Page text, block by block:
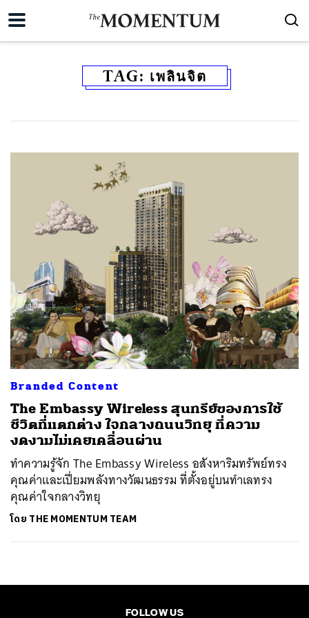
TAG: เพลินจิต
Branded Content
The Embassy Wireless สุนทรีย์ของการใช้
ชีวิตที่แตกต่าง ใจกลางถนนวิทยุ ที่ความ
งดงามไม่เคยเคลื่อนผ่าน
ทำความรู้จัก The Embassy Wireless อสังหาริมทรัพย์ทรง
คุณค่าและเปี่ยมพลังทางวัฒนธรรม ที่ตั้งอยู่บนทำเลทรง
คุณค่าใจกลางวิทยุ
โดย THE MOMENTUM TEAM
FOLLOW US
ค้นหา
SHARE TWEET LINE EMAIL